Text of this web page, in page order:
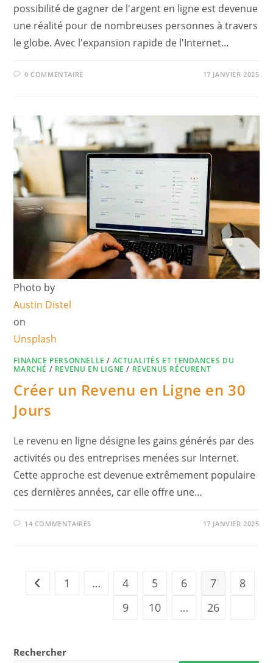
possibilité de gagner de l'argent en ligne est devenue
une réalité pour de nombreuses personnes à travers
le globe. Avec l'expansion rapide de l'Internet…
0 COMMENTAIRE 17 JANVIER 2025
Photo by
Austin Distel
on
Unsplash
FINANCE PERSONNELLE / ACTUALITÉS ET TENDANCES DU
MARCHÉ / REVENU EN LIGNE / REVENUS RÉCURENT
Créer un Revenu en Ligne en 30
Jours
Le revenu en ligne désigne les gains générés par des
activités ou des entreprises menées sur Internet.
Cette approche est devenue extrêmement populaire
ces dernières années, car elle offre une…
14 COMMENTAIRES 17 JANVIER 2025
Go to the previous page
1 … 4 5 6 7
8
9
10 … 26
Rechercher